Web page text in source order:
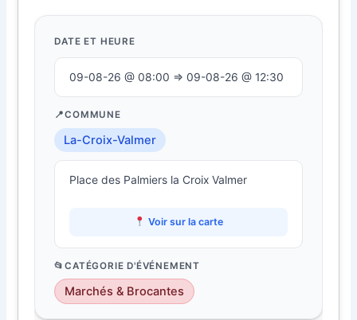
DATE ET HEURE
09-08-26 @ 08:00 ⇒ 09-08-26 @ 12:30
COMMUNE
La-Croix-Valmer
Place des Palmiers la Croix Valmer
Voir sur la carte
CATÉGORIE D'ÉVÉNEMENT
Marchés & Brocantes